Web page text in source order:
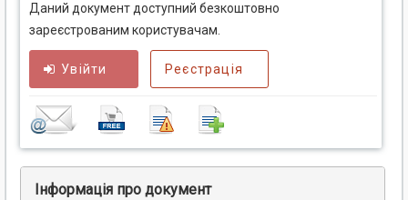
Даний документ доступний безкоштовно
зареєстрованим користувачам.
Увійти Реєстрація
Інформація про документ